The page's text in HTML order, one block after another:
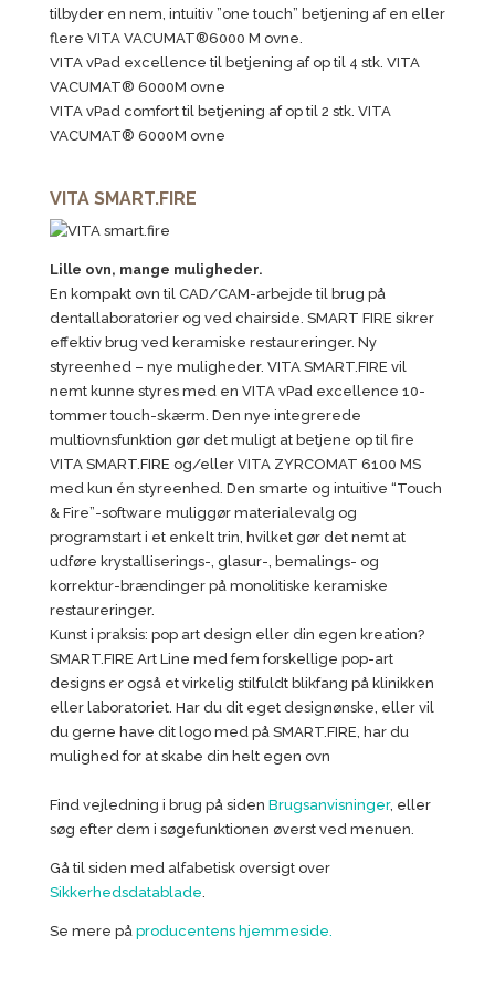
tilbyder en nem, intuitiv ”one touch” betjening af en eller
flere VITA VACUMAT®6000 M ovne.
VITA vPad excellence til betjening af op til 4 stk. VITA
VACUMAT® 6000M ovne
VITA vPad comfort til betjening af op til 2 stk. VITA
VACUMAT® 6000M ovne
VITA SMART.FIRE
Lille ovn, mange muligheder.
En kompakt ovn til CAD/CAM-arbejde til brug på
dentallaboratorier og ved chairside. SMART FIRE sikrer
effektiv brug ved keramiske restaureringer. Ny
styreenhed – nye muligheder. VITA SMART.FIRE vil
nemt kunne styres med en VITA vPad excellence 10-
tommer touch-skærm. Den nye integrerede
multiovnsfunktion gør det muligt at betjene op til fire
VITA SMART.FIRE og/eller VITA ZYRCOMAT 6100 MS
med kun én styreenhed. Den smarte og intuitive “Touch
& Fire”-software muliggør materialevalg og
programstart i et enkelt trin, hvilket gør det nemt at
udføre krystalliserings-, glasur-, bemalings- og
korrektur-brændinger på monolitiske keramiske
restaureringer.
Kunst i praksis: pop art design eller din egen kreation?
SMART.FIRE Art Line med fem forskellige pop-art
designs er også et virkelig stilfuldt blikfang på klinikken
eller laboratoriet. Har du dit eget designønske, eller vil
du gerne have dit logo med på SMART.FIRE, har du
mulighed for at skabe din helt egen ovn
Find vejledning i brug på siden Brugsanvisninger, eller
søg efter dem i søgefunktionen øverst ved menuen.
Gå til siden med alfabetisk oversigt over
Sikkerhedsdatablade.
Se mere på producentens hjemmeside.